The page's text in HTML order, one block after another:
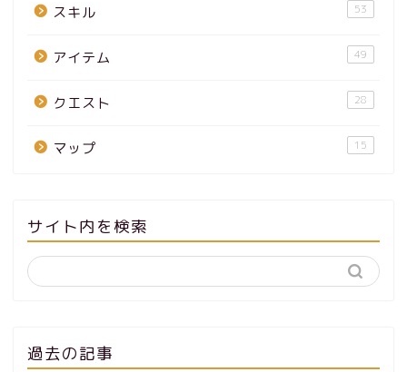
スキル 53
アイテム 49
クエスト 28
マップ 15
サイト内を検索
過去の記事